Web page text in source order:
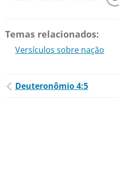
Temas relacionados:
Versículos sobre nação
Deuteronômio 4:5